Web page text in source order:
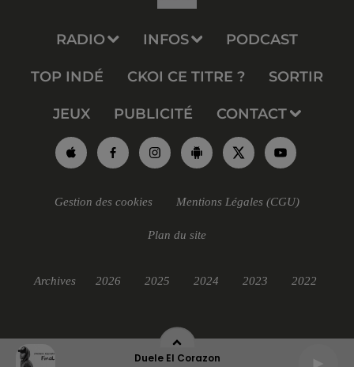
Duele El Corazon
RADIO INFOS PODCAST
TOP INDÉ CKOI CE TITRE ? SORTIR
JEUX PUBLICITÉ CONTACT
Gestion des cookies Mentions Légales (CGU)
Plan du site
Archives 2026 2025 2024 2023 2022